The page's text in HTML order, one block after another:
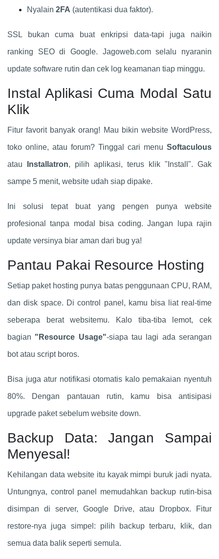
Nyalain 2FA (autentikasi dua faktor).
SSL bukan cuma buat enkripsi data-tapi juga naikin
ranking SEO di Google. Jagoweb.com selalu nyaranin
update software rutin dan cek log keamanan tiap minggu.
Instal Aplikasi Cuma Modal Satu
Klik
Fitur favorit banyak orang! Mau bikin website WordPress,
toko online, atau forum? Tinggal cari menu Softaculous
atau Installatron, pilih aplikasi, terus klik "Install". Gak
sampe 5 menit, website udah siap dipake.
Ini solusi tepat buat yang pengen punya website
profesional tanpa modal bisa coding. Jangan lupa rajin
update versinya biar aman dari bug ya!
Pantau Pakai Resource Hosting
Setiap paket hosting punya batas penggunaan CPU, RAM,
dan disk space. Di control panel, kamu bisa liat real-time
seberapa berat websitemu. Kalo tiba-tiba lemot, cek
bagian "Resource Usage"-siapa tau lagi ada serangan
bot atau script boros.
Bisa juga atur notifikasi otomatis kalo pemakaian nyentuh
80%. Dengan pantauan rutin, kamu bisa antisipasi
upgrade paket sebelum website down.
Backup Data: Jangan Sampai
Menyesal!
Kehilangan data website itu kayak mimpi buruk jadi nyata.
Untungnya, control panel memudahkan backup rutin-bisa
disimpan di server, Google Drive, atau Dropbox. Fitur
restore-nya juga simpel: pilih backup terbaru, klik, dan
semua data balik seperti semula.